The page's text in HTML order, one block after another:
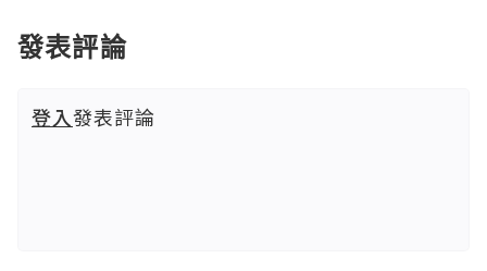
發表評論
登入發表評論